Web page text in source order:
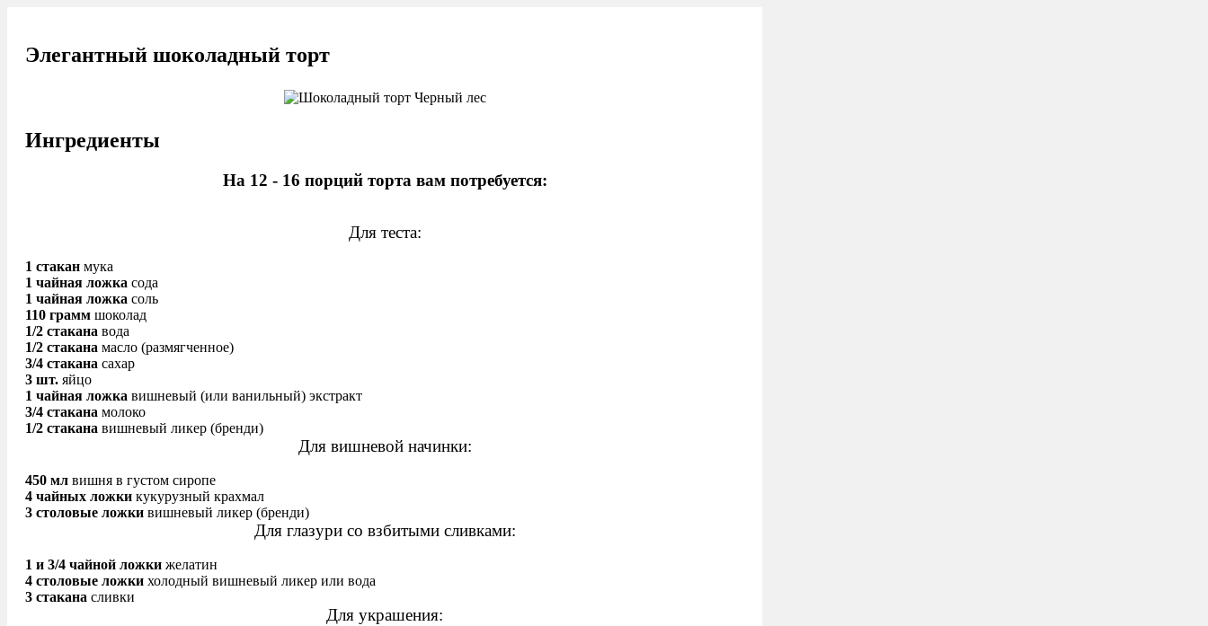
Элегантный шоколадный торт
Ингредиенты
На 12 - 16 порций торта вам потребуется:
Для теста:
1 стакан мука
1 чайная ложка сода
1 чайная ложка соль
110 грамм шоколад
1/2 стакана вода
1/2 стакана масло (размягченное)
3/4 стакана сахар
3 шт. яйцо
1 чайная ложка вишневый (или ванильный) экстракт
3/4 стакана молоко
1/2 стакана вишневый ликер (бренди)
Для вишневой начинки:
450 мл вишня в густом сиропе
4 чайных ложки кукурузный крахмал
3 столовые ложки вишневый ликер (бренди)
Для глазури со взбитыми сливками:
1 и 3/4 чайной ложки желатин
4 столовые ложки холодный вишневый ликер или вода
3 стакана сливки
Для украшения: